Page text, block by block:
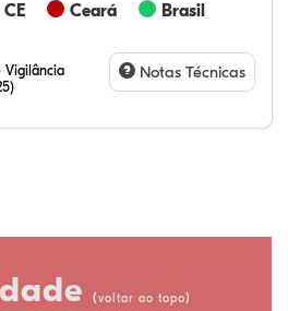
Ceará Brasil
Vigilância
Notas Técnicas
(voltar ao topo)